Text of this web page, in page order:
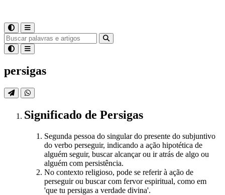
persigas
Significado de Persigas
Segunda pessoa do singular do presente do subjuntivo
do verbo perseguir, indicando a ação hipotética de
alguém seguir, buscar alcançar ou ir atrás de algo ou
alguém com persistência.
No contexto religioso, pode se referir à ação de
perseguir ou buscar com fervor espiritual, como em
'que tu persigas a verdade divina'.